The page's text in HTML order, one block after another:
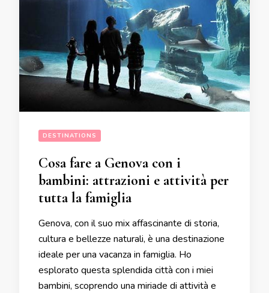
DESTINATIONS
Cosa fare a Genova con i
bambini: attrazioni e attività per
tutta la famiglia
Genova, con il suo mix affascinante di storia,
cultura e bellezze naturali, è una destinazione
ideale per una vacanza in famiglia. Ho
esplorato questa splendida città con i miei
bambini, scoprendo una miriade di attività e